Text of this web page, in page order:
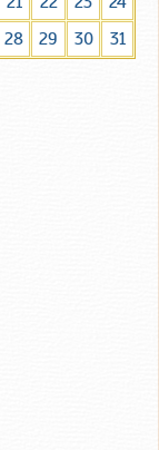
28 29 30 31